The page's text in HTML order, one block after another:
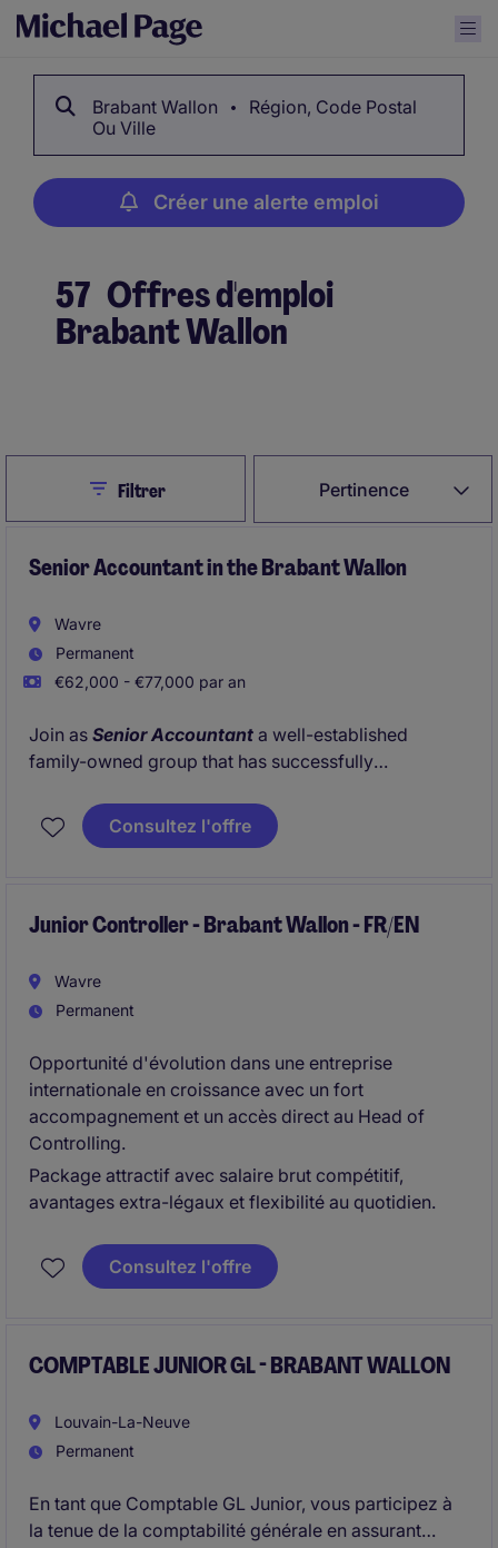
Brabant Wallon
Région, Code Postal
Ou Ville
Créer une alerte emploi
57 Offres d'emploi
Brabant Wallon
Pertinence
CloseFiltrer
Senior Accountant in the Brabant Wallon
Wavre
Permanent
€62,000 - €77,000 par an
Join as Senior Accountant a well-established
family-owned group that has successfully
operations while maintaining an entrepreneurial and
people-oriented culture.
Consultez l'offre
Junior Controller - Brabant Wallon - FR/EN
Wavre
Permanent
Opportunité d'évolution dans une entreprise
internationale en croissance avec un fort
accompagnement et un accès direct au Head of
Controlling.
Package attractif avec salaire brut compétitif,
avantages extra-légaux et flexibilité au quotidien.
Consultez l'offre
COMPTABLE JUNIOR GL - BRABANT WALLON
Louvain-La-Neuve
Permanent
En tant que Comptable GL Junior, vous participez à
la tenue de la comptabilité générale en assurant